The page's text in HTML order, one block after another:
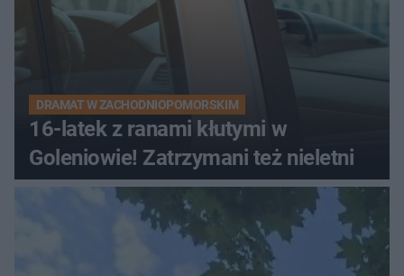
DRAMAT W ZACHODNIOPOMORSKIM
16-latek z ranami kłutymi w
Goleniowie! Zatrzymani też nieletni